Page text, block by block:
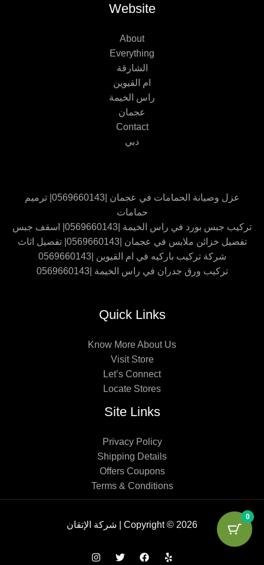
Website
About
Everything
الشارقة
ام القيوين
راس الخيمة
عجمان
Contact
دبي
عزل وصيانة الحمامات في عجمان |0569660143| ترميم
حمامات
تركيب جبس بورد في راس الخيمة |0569660143| اسقف جبس
تفصيل خزائن ملابس في عجمان |0569660143| تفصيل اثاث
شركة تركيب باركيه في ام القيوين |0569660143
تركيب ورق جدران في راس الخيمة |0569660143
Quick Links
Know More About Us
Visit Store
Let’s Connect
Locate Stores
Site Links
Privacy Policy
Shipping Details
Offers Coupons
Terms & Conditions
Copyright © 2026 | شركة الإتقان
0